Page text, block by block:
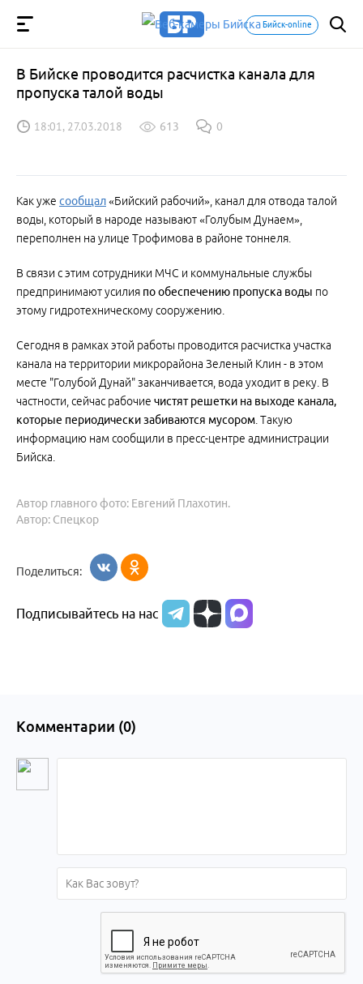
Бийск-online
В Бийске проводится расчистка канала для
пропуска талой воды
18:01, 27.03.2018 613 0
Как уже сообщал«Бийский рабочий», канал для отвода талой
воды, который в народе называют «Голубым Дунаем»,
переполнен на улице Трофимова в районе тоннеля.
В связи с этим сотрудники МЧС и коммунальные службы
предпринимают усилия по обеспечению пропуска воды по
этому гидротехническому сооружению.
Сегодня в рамках этой работы проводится расчистка участка
канала на территории микрорайона Зеленый Клин - в этом
месте "Голубой Дунай" заканчивается, вода уходит в реку. В
частности, сейчас рабочие чистят решетки на выходе канала,
которые периодически забиваются мусором . Такую
информацию нам сообщили в пресс-центре администрации
Бийска.
Автор: Спецкор
Автор главного фото: Евгений Плахотин.
Поделиться:
Подписывайтесь на нас
Комментарии (0)